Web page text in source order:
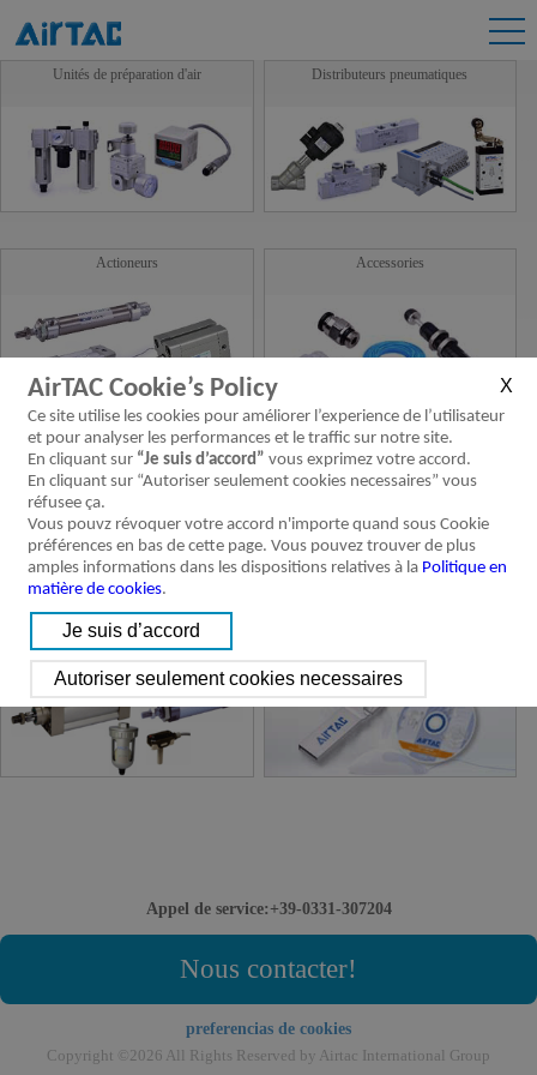
Unités de préparation d'air Distributeurs pneumatiques
Actioneurs Accessories
Guide linéaire Nouveaux Produits
Produits discontinues
AirTAC Cookie’s Policy
Ce site utilise les cookies pour améliorer l’experience de l’utilisateur
et pour analyser les performances et le traffic sur notre site.
En cliquant sur “Je suis d’accord” vous exprimez votre accord.
En cliquant sur “Autoriser seulement cookies necessaires” vous
réfusee ça.
Vous pouvz révoquer votre accord n'importe quand sous Cookie
préférences en bas de cette page. Vous pouvez trouver de plus
amples informations dans les dispositions relatives à la Politique en
matière de cookies.
Appel de service:+39-0331-307204
Nous contacter!
preferencias de cookies
Copyright ©2026 All Rights Reserved by Airtac International Group